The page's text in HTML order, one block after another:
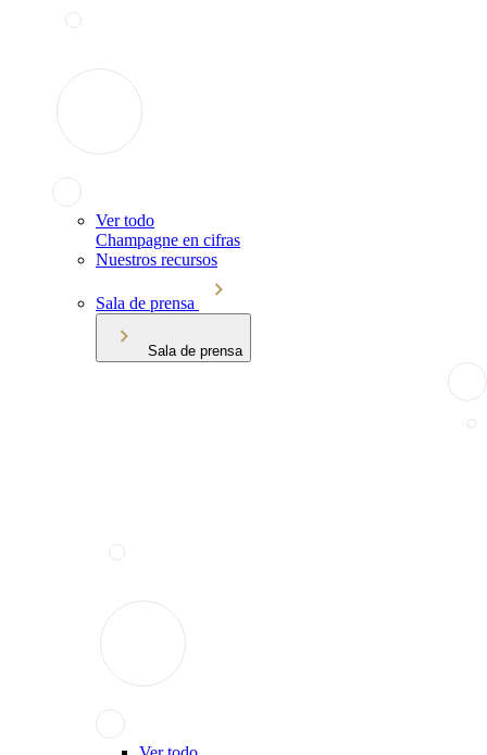
Ver todo
Champagne en cifras
Nuestros recursos
Sala de prensa
Sala de prensa